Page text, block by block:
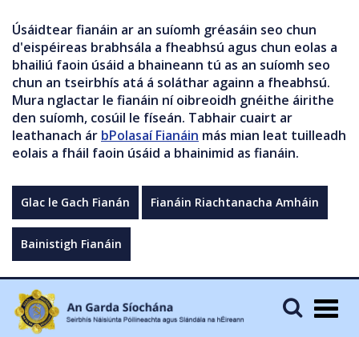
Úsáidtear fianáin ar an suíomh gréasáin seo chun
d'eispéireas brabhsála a fheabhsú agus chun eolas a
bhailiú faoin úsáid a bhaineann tú as an suíomh seo
chun an tseirbhís atá á soláthar againn a fheabhsú.
Mura nglactar le fianáin ní oibreoidh gnéithe áirithe
den suíomh, cosúil le físeán. Tabhair cuairt ar
leathanach ár bPolasaí Fianáin más mian leat tuilleadh
eolais a fháil faoin úsáid a bhainimid as fianáin.
Glac le Gach Fianán Fianáin Riachtanacha Amháin
Bainistigh Fianáin